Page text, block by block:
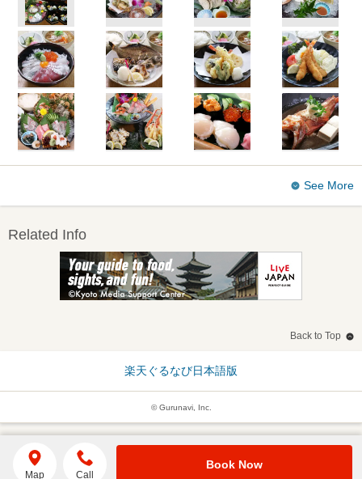
See More
Related Info
Back to Top
楽天ぐるなび日本語版
© Gurunavi, Inc.
Map Call
Book Now